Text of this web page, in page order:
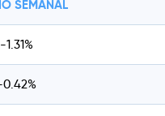
SEMANAL
-1.31%